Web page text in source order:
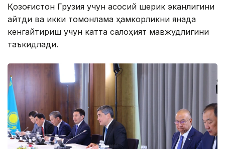
Қозоғистон Грузия учун асосий шерик эканлигини
айтди ва икки томонлама ҳамкорликни янада
кенгайтириш учун катта салоҳият мавжудлигини
таъкидлади.